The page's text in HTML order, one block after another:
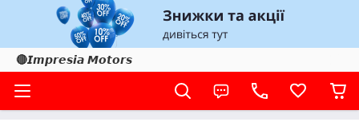
🔴𝙄𝙢𝙥𝙧𝙚𝙨𝙞𝙖 𝙈𝙤𝙩𝙤𝙧𝙨